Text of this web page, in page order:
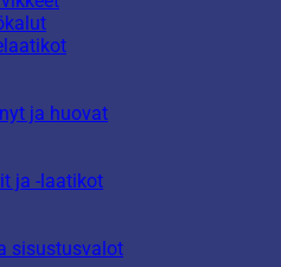
ja huovat
ja -laatikot
sisustusvalot